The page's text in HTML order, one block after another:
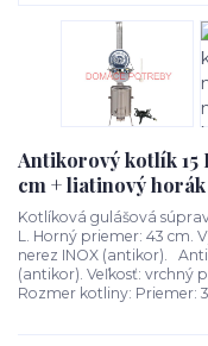
Antikorový kotlík 15
cm + liatinový horák
Kotlíková gulášová
L. Horný priemer: 43 cm.
nerez INOX (antikor).
(antikor). Veľkosť: vrchný
Rozmer kotliny: Priemer: